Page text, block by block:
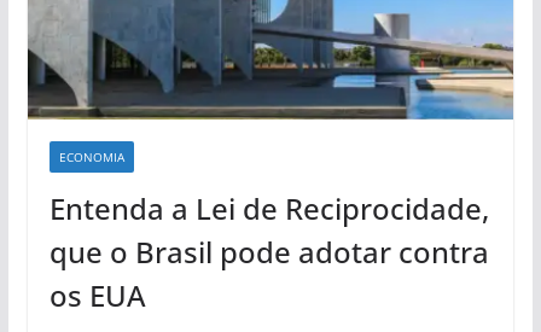
ECONOMIA
Entenda a Lei de Reciprocidade,
que o Brasil pode adotar contra
os EUA